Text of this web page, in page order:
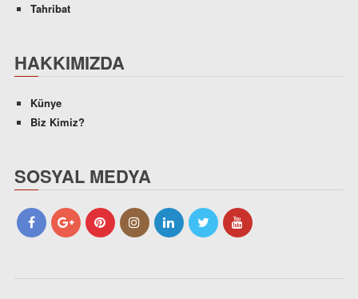
Tahribat
HAKKIMIZDA
Künye
Biz Kimiz?
SOSYAL MEDYA